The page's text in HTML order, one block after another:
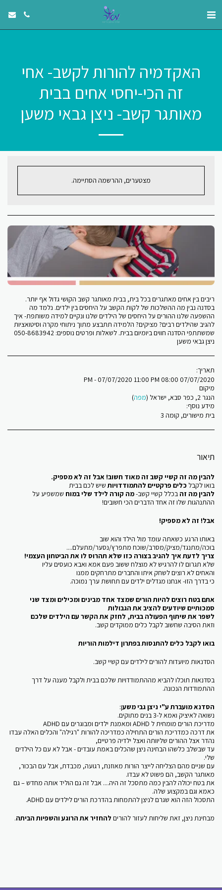
האקדמיה להורות לקשב- אחי
זה הכי-יחסי אחים בבית
מאותגר קשב- ניצן גבאי משען
מצטערים, ההרשמה הסתיימה.
ריבים בין אחים מאתגרים בכל בית, בבית מאותגר קשב הקושי גדול אף יותר.
בסדנה נבין מה ההשלכות של לקות הקשב על היחסים בין ילדים. נלמד מה
ההשפעה שלנו ההורים על היחסים של הילדים שלנו ונקיים למידה משותפת- איך
להגיב שהילדים רבים? מציקים? הלמידה תתבצע מתוך ניתוחי מקרה וסיטואציות
שמשתתפי הסדנה חווים ביומיום בבית. לשאלות ופרטים נוספים: 050-8683942
ניצן גבאי משען
תאריך:
07/07/2020 08:00 PM - 07/07/2020 11:00 PM
מיקום
הנגר 2, כפר סבא, ישראל (
מפה)
מידע נוסף:
בית מישורים, קומה 3
תיאור
להבין מה זה קשיי קשב זה מאוד חשוב! אבל זה לא מספיק.
בואו לקבל כלים פרקטיים להתמודדויותשיש לכם בבית
להבין מה זה בכלל קשיי קשב-מה קורה לילד שלי במוח שמשפיע על
ההתנהגות שלו זה אחד הדברים הכי חשובים!
אבל! זה לא מספיק!
באותו הרגע כשאתה עומד מול הילד והוא שוב
בוכה/מתנגד/מציק/מסרב/שוכח מתפרץ/נסער/מתעלם....
צריך לדעת איך להגיב בצורה כזו שלא תהרוס לו את הביטחון העצמי!
שלא תגרום לו להרגיש לא מוצלח ששוב פעם אמא ואבא כועסים עליו
והאחים לא רוצים לשחק איתו והחברים מתרחקים ממנו
כי בדרך הזו- אנחנו מגדלים ילדים עם תחושת ערך נמוכה.
אתם בטח רוצים להיות הורים שמצד אחד מבינים ומכילים ומצד שני
סמכותיים שיודעים להציב את הגבולות
לשפר את שיתוף הפעולה בבית, לחזק את הקשר עם הילדים שלכם
וזאת הסיבה שחשוב לקבל כלים ממוקדים קשב.
בואו לקבל כלים להתנסות בפתרון דילמות הוריות
הסדנאות מיועדות להורים לילדים עם קשיי קשב.
בסדנאות תוכלו להביא מההתמודדויות שלכם בבית ולקבל מענה על דרך
ההתמודדות הנכונה.
הסדנא מועברת ע"י ניצן גבי משען:
נשואה לאיציק ואמא ל-3 בנים מתוקים.
מדריכת הורים מומחית ל ADHD ומאמנת ילדים ומבוגרים עם ADHD
את דרכה כמדריכת הורים התחילה כמדריכה להורות "רגילה" והכלים האלה עבדו
נהדר אצל ההורים שליוותה ואצל ילדיה פרטיים,
עד שבשלב כלשהו הבחינה ניצן שהכלים באמת עובדים - אבל לא עם כל הילדים
שלי.
עם שניים מהם הצליחה לייצר הורות מאוזנת, רגועה, מכבדת, אבל עם הבכור,
מאותגר הקשב, הם פשוט לא עבדו.
את בטח יכולה להבין כמה מתסכל זה היה.... אבל זה גם הוליד אותה מחדש – גם
כאמא וגם במקצוע שלה.
התסכול הזה הוא שגרם לניצן להתמחות בהדרכת הורים לילדים עם ADHD.
מבחינת ניצן, זאת שליחות לעזור להורים להחזיר את הרוגע והשפיות הביתה.